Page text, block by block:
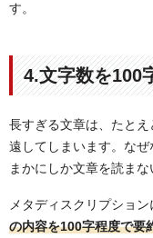
す。
4.文字数を100
長すぎる文章は、たと
遠してしまいます。な
まかにしか文章を読まな
メタディスクリプション
の内容を100字程度で要